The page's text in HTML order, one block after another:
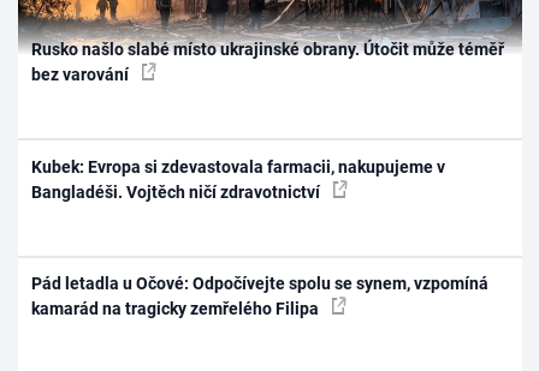
Rusko našlo slabé místo ukrajinské obrany. Útočit může téměř
bez varování
Kubek: Evropa si zdevastovala farmacii, nakupujeme v
Bangladéši. Vojtěch ničí zdravotnictví
Pád letadla u Očové: Odpočívejte spolu se synem, vzpomíná
kamarád na tragicky zemřelého Filipa